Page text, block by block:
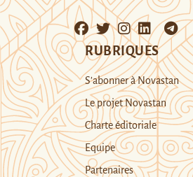
RUBRIQUES
S’abonner à Novastan
Le projet Novastan
Charte éditoriale
Equipe
Partenaires